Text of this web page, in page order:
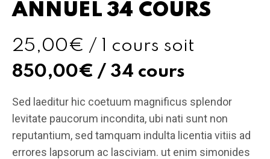
ANNUEL 34 COURS
25,00€ / 1 cours soit
850,00€ / 34 cours
Sed laeditur hic coetuum magnificus splendor
levitate paucorum incondita, ubi nati sunt non
reputantium, sed tamquam indulta licentia vitiis ad
errores lapsorum ac lasciviam. ut enim simonides